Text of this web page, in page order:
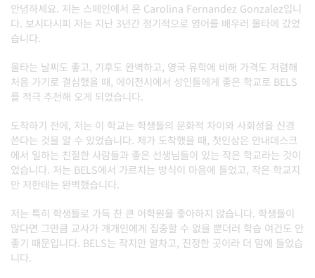
안녕하세요. 저는 스페인에서 온 Carolina Fernandez Gonzalez입니
다. 보시다시피 저는 지난 3년간 정기적으로 영어를 배우러 몰타에 갔었
습니다.
몰타는 날씨도 좋고, 기후도 완벽하고, 영국 유학에 비해 가격도 저렴해
처음 가기로 결심했을 때, 에이전시에서 성인들에게 좋은 학교로 BELS
를 적극 추천해 오게 되었습니다.
도착하기 전에, 저는 이 학교는 학생들의 문화적 차이와 사회성을 신경
쓴다는 것을 알 수 있었습니다. 제가 도착했을 때, 첫인상은 안내데스크
에서 일하는 친절한 사람들과 좋은 선생님들이 있는 작은 학교라는 것이
었습니다. 저는 BELS에서 가르치는 방식이 마음에 들었고, 작은 학교지
만 저한테는 완벽했습니다.
저는 특히 학생들로 가득 찬 큰 어학원을 좋아하지 않습니다. 학생들이
많다면 그만큼 교사가 개개인에게 집중할 수 없을 뿐더러 학습 여건도 안
좋기 때문입니다. BELS는 작지만 알차고, 진정한 곳이라 더 맘에 들었습
니다.